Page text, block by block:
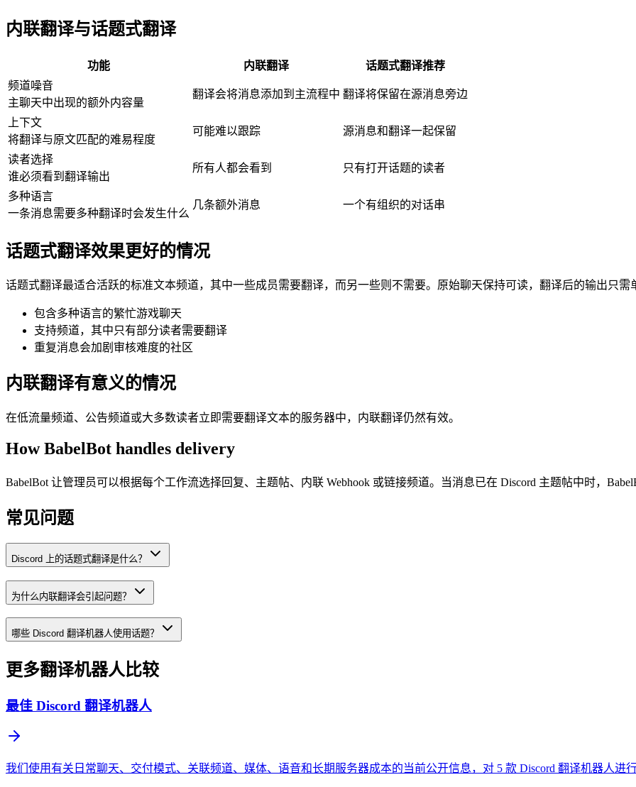
内联翻译与话题式翻译
功能 内联翻译 话题式翻译推荐
频道噪音
主聊天中出现的额外内容量
翻译会将消息添加到主流程中 翻译将保留在源消息旁边
上下文
将翻译与原文匹配的难易程度
可能难以跟踪 源消息和翻译一起保留
读者选择
谁必须看到翻译输出
所有人都会看到 只有打开话题的读者
多种语言
一条消息需要多种翻译时会发生什么
几条额外消息 一个有组织的对话串
话题式翻译效果更好的情况
话题式翻译最适合活跃的标准文本频道，其中一些成员需要翻译，而另一些则不需要。原始聊天保持可读，翻译后的输出只需
包含多种语言的繁忙游戏聊天
支持频道，其中只有部分读者需要翻译
重复消息会加剧审核难度的社区
内联翻译有意义的情况
在低流量频道、公告频道或大多数读者立即需要翻译文本的服务器中，内联翻译仍然有效。
How BabelBot handles delivery
BabelBot 让管理员可以根据每个工作流选择回复、主题帖、内联 Webhook 或链接频道。当消息已在 Discord 主题帖中时，
常见问题
Discord 上的话题式翻译是什么？
为什么内联翻译会引起问题？
哪些 Discord 翻译机器人使用话题？
更多翻译机器人比较
最佳 Discord 翻译机器人
我们使用有关日常聊天、交付模式、关联频道、媒体、语音和长期服务器成本的当前公开信息，对 5 款 Discord 翻译机器人进行